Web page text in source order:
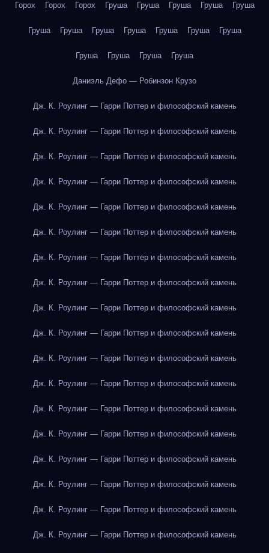
Горох Горох Горох Груша Груша Груша Груша Груша
Груша Груша Груша Груша Груша Груша Груша
Груша Груша Груша Груша
Даниэль Дефо — Робинзон Крузо
Дж. К. Роулинг — Гарри Поттер и философский камень
Дж. К. Роулинг — Гарри Поттер и философский камень
Дж. К. Роулинг — Гарри Поттер и философский камень
Дж. К. Роулинг — Гарри Поттер и философский камень
Дж. К. Роулинг — Гарри Поттер и философский камень
Дж. К. Роулинг — Гарри Поттер и философский камень
Дж. К. Роулинг — Гарри Поттер и философский камень
Дж. К. Роулинг — Гарри Поттер и философский камень
Дж. К. Роулинг — Гарри Поттер и философский камень
Дж. К. Роулинг — Гарри Поттер и философский камень
Дж. К. Роулинг — Гарри Поттер и философский камень
Дж. К. Роулинг — Гарри Поттер и философский камень
Дж. К. Роулинг — Гарри Поттер и философский камень
Дж. К. Роулинг — Гарри Поттер и философский камень
Дж. К. Роулинг — Гарри Поттер и философский камень
Дж. К. Роулинг — Гарри Поттер и философский камень
Дж. К. Роулинг — Гарри Поттер и философский камень
Дж. К. Роулинг — Гарри Поттер и философский камень